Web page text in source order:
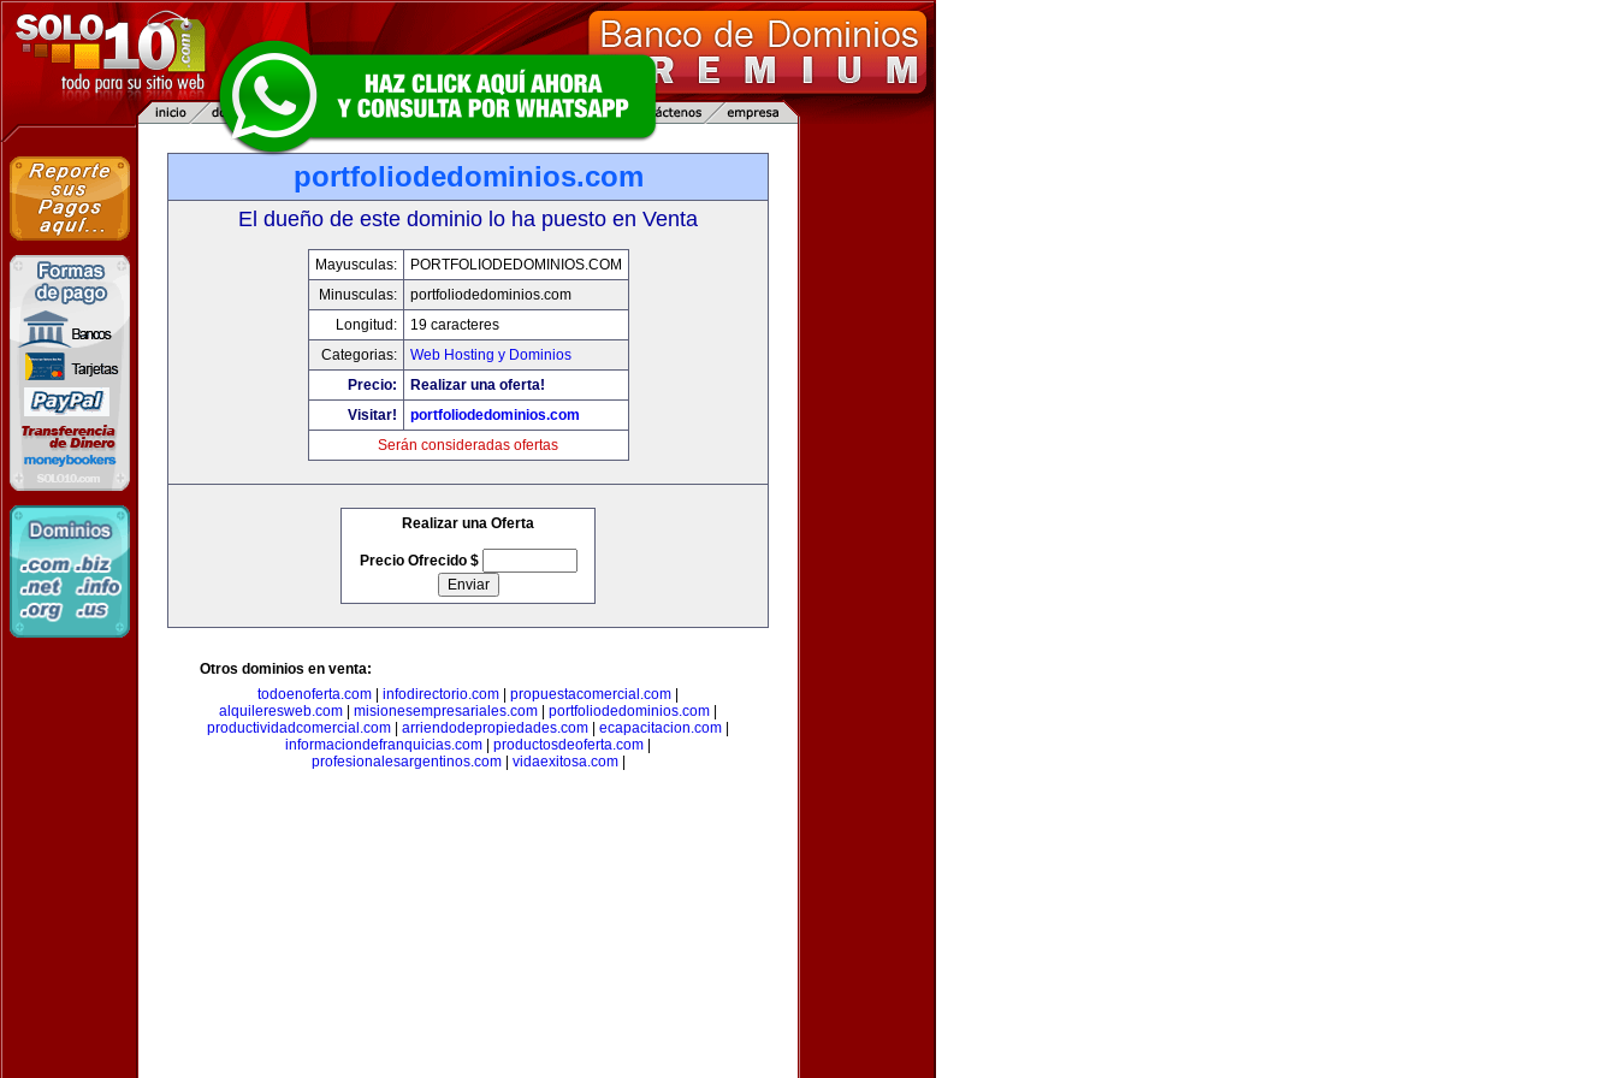
portfoliodedominios.com
El dueño de este dominio lo ha puesto en Venta
Mayusculas:
PORTFOLIODEDOMINIOS.COM
Minusculas:
portfoliodedominios.com
Longitud:
19 caracteres
Categorias:
Web Hosting y Dominios
Precio:
Realizar una oferta!
Visitar!
portfoliodedominios.com
Serán consideradas ofertas
Realizar una Oferta
Precio Ofrecido $
Otros dominios en venta:
todoenoferta.com
infodirectorio.com propuestacomercial.com
alquileresweb.com
misionesempresariales.com portfoliodedominios.com
productividadcomercial.com
arriendodepropiedades.com ecapacitacion.com
informaciondefranquicias.com
productosdeoferta.com
profesionalesargentinos.com| vidaexitosa.com|